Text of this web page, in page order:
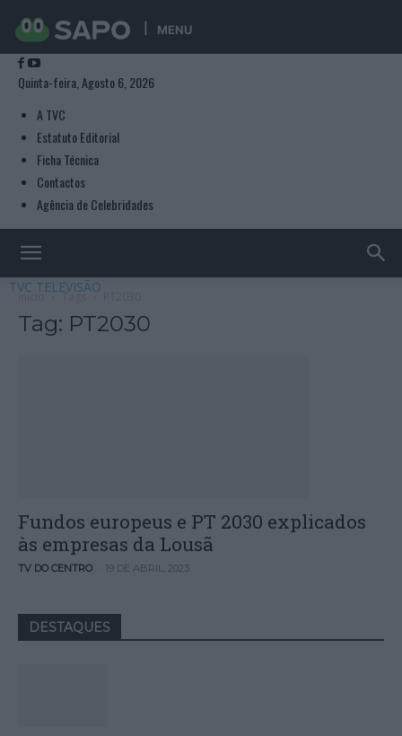
MENU
Quinta-feira, Agosto 6, 2026
A TVC
Estatuto Editorial
Ficha Técnica
Contactos
Agência de Celebridades
TVC TELEVISÃO
Início Tags
Tag: PT2030
Fundos europeus e PT 2030 explicados
às empresas da Lousã
TV DO CENTRO 19 DE ABRIL, 2023
DESTAQUES